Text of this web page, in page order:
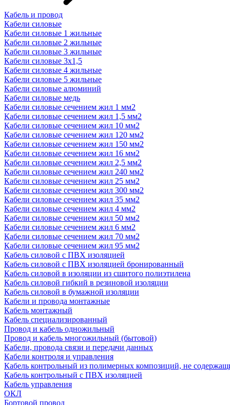
Кабель и провод
Кабели силовые
Кабели силовые 1 жильные
Кабели силовые 2 жильные
Кабели силовые 3 жильные
Кабели силовые 3х1,5
Кабели силовые 4 жильные
Кабели силовые 5 жильные
Кабели силовые алюминий
Кабели силовые медь
Кабели силовые сечением жил 1 мм2
Кабели силовые сечением жил 1,5 мм2
Кабели силовые сечением жил 10 мм2
Кабели силовые сечением жил 120 мм2
Кабели силовые сечением жил 150 мм2
Кабели силовые сечением жил 16 мм2
Кабели силовые сечением жил 2,5 мм2
Кабели силовые сечением жил 240 мм2
Кабели силовые сечением жил 25 мм2
Кабели силовые сечением жил 300 мм2
Кабели силовые сечением жил 35 мм2
Кабели силовые сечением жил 4 мм2
Кабели силовые сечением жил 50 мм2
Кабели силовые сечением жил 6 мм2
Кабели силовые сечением жил 70 мм2
Кабели силовые сечением жил 95 мм2
Кабель силовой с ПВХ изоляцией
Кабель силовой с ПВХ изоляцией бронированный
Кабель силовой в изоляции из сшитого полиэтилена
Кабель силовой гибкий в резиновой изоляции
Кабель силовой в бумажной изоляции
Кабели и провода монтажные
Кабель монтажный
Кабель специализированный
Провод и кабель одножильный
Провод и кабель многожильный (бытовой)
Кабели, провода связи и передачи данных
Кабели контроля и управления
Кабель контрольный из полимерных композиций, не
Кабель контрольный с ПВХ изоляцией
Кабель управления
ОКЛ
Бортовой провод